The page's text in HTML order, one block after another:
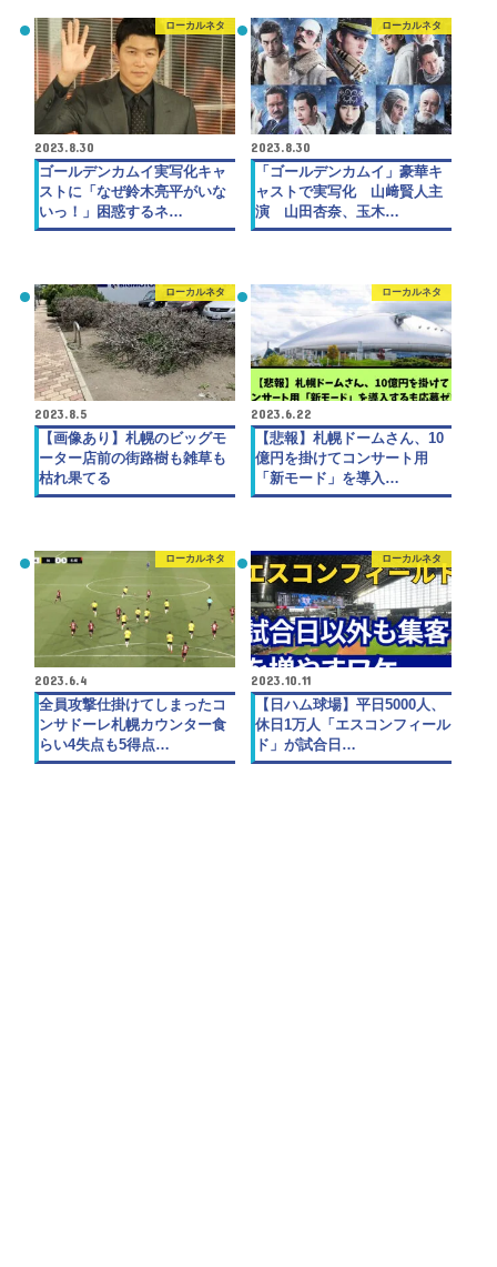
ローカルネタ
2023.8.30
ゴールデンカムイ実写化キャ
ストに「なぜ鈴木亮平がいな
いっ！」困惑するネ…
ローカルネタ
2023.8.30
「ゴールデンカムイ」豪華キ
ャストで実写化 山﨑賢人主
演 山田杏奈、玉木…
ローカルネタ
2023.8.5
【画像あり】札幌のビッグモ
ーター店前の街路樹も雑草も
枯れ果てる
ローカルネタ
2023.6.22
【悲報】札幌ドームさん、10
億円を掛けてコンサート用
「新モード」を導入…
ローカルネタ
2023.6.4
全員攻撃仕掛けてしまったコ
ンサドーレ札幌カウンター食
らい4失点も5得点…
ローカルネタ
2023.10.11
【日ハム球場】平日5000人、
休日1万人「エスコンフィール
ド」が試合日…